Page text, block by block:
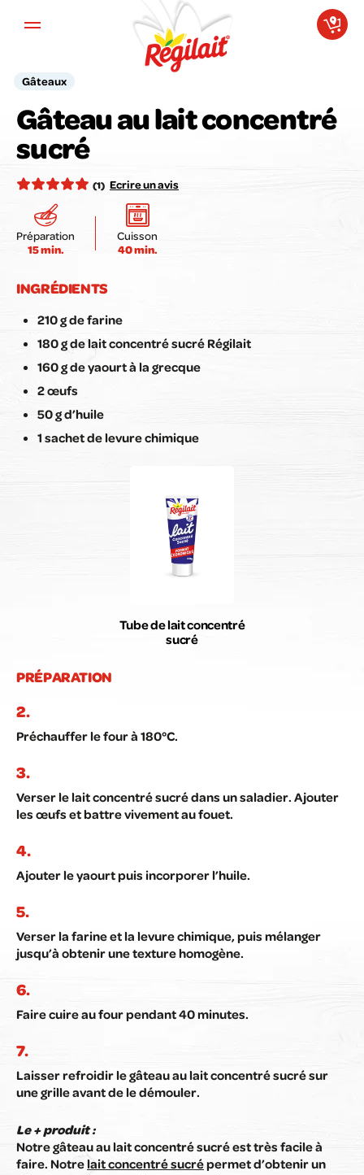
Gâteaux
Gâteau au lait concentré
sucré
(1) Ecrire un avis
Votre avis compte pour nous !
Envoyer mon avis
Préparation
15 min.
Cuisson
40 min.
INGRÉDIENTS
210 g de farine
180 g de lait concentré sucré Régilait
160 g de yaourt à la grecque
2 œufs
50 g d’huile
1 sachet de levure chimique
Tube de lait concentré
sucré
PRÉPARATION
Préchauffer le four à 180°C.
Verser le lait concentré sucré dans un saladier. Ajouter
les œufs et battre vivement au fouet.
Ajouter le yaourt puis incorporer l’huile.
Verser la farine et la levure chimique, puis mélanger
jusqu’à obtenir une texture homogène.
Faire cuire au four pendant 40 minutes.
Laisser refroidir le gâteau au lait concentré sucré sur
une grille avant de le démouler.
Le + produit :
Notre gâteau au lait concentré sucré est très facile à
faire. Notrelait concentré sucrépermet d’obtenir un